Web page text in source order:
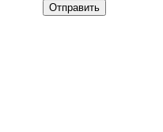
Отправить